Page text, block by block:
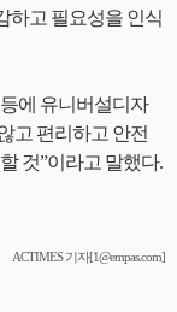
하고 필요성을 인식
에 유니버설디자
고 편리하고 안전
것”이라고 말했다.
ACTIMES 기자[1@empas.com]